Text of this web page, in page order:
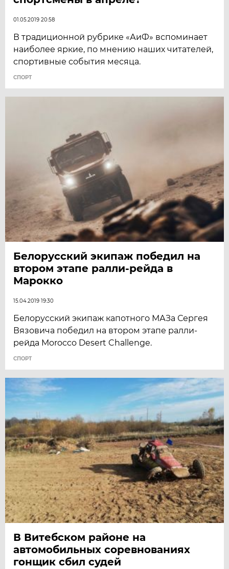
01.05.2019 20:58
В традиционной рубрике «АиФ» вспоминает
наиболее яркие, по мнению наших читателей,
спортивные события месяца.
СПОРТ
Белорусский экипаж победил на
втором этапе ралли-рейда в
Марокко
15.04.2019 19:30
Белорусский экипаж капотного МАЗа Сергея
Вязовича победил на втором этапе ралли-
рейда Morocco Desert Challenge.
СПОРТ
В Витебском районе на
автомобильных соревнованиях
гонщик сбил судей